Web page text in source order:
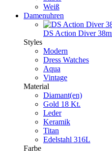
Weiß
Damenuhren
DS Action Diver
Styles
Modern
Dress Watches
Aqua
Vintage
Material
Diamant(en)
Gold 18 Kt.
Leder
Keramik
Titan
Edelstahl 316L
Farbe